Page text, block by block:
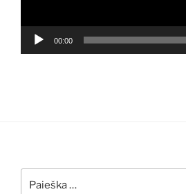
00:00